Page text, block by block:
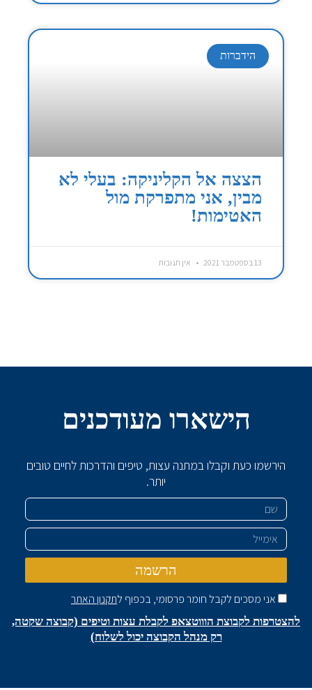
הידברות
הצצה אל הקליניקה: בעלי לא
מבין, אני מתפרקת מול
האטימות!
13 בספטמבר 2021 אין תגובות
הישארו מעודכנים
הירשמו כעת וקבלו במתנה עצות, טיפים והדרכות לחיים טובים
יותר.
שם
אימייל
אני מסכים לקבל חומר פרסומי, בכפוף לתקנון האתר
הרשמה
להצטרפות לקבוצת הוווטצאפ לקבלת עצות וטיפים (קבוצה שקטה,
רק מנהל הקבוצה יכול לשלוח)